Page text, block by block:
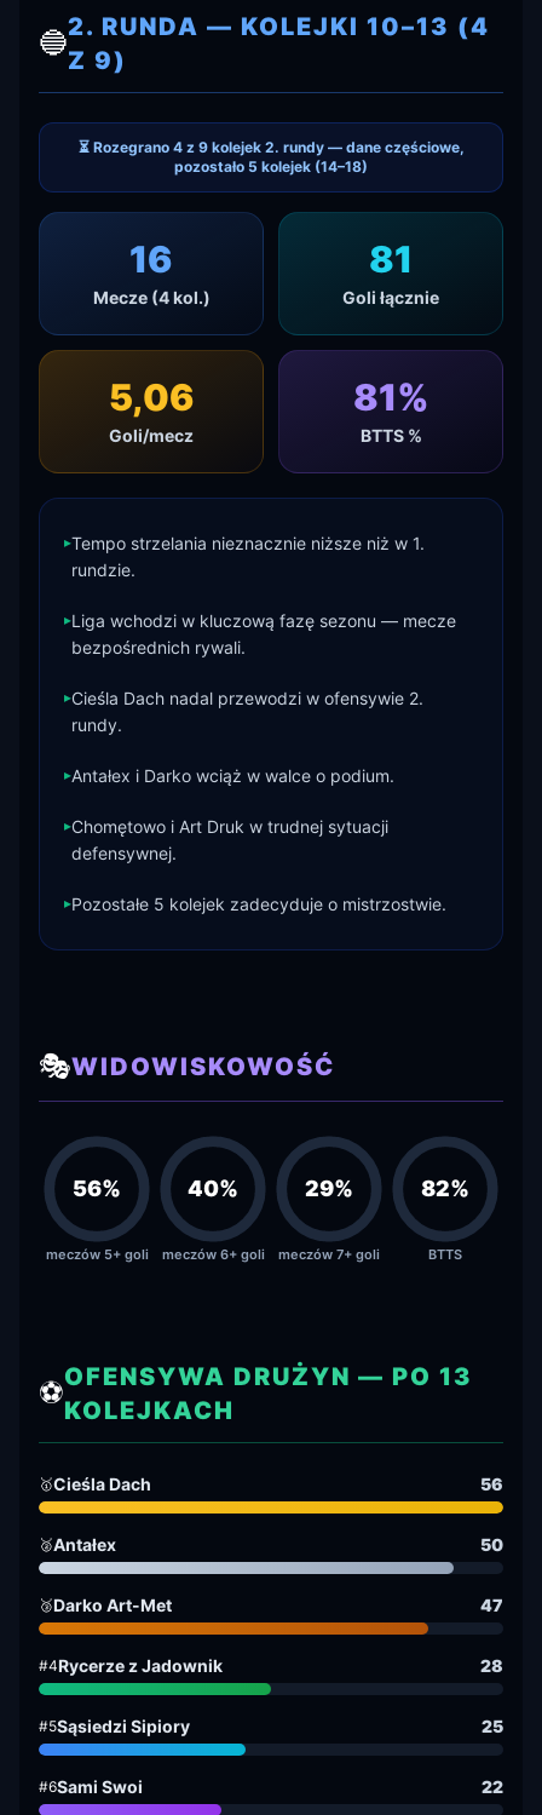
🔵2. RUNDA — KOLEJKI 10–13 (4
Z 9)
⏳ Rozegrano 4 z 9 kolejek 2. rundy — dane częściowe,
pozostało 5 kolejek (14–18)
16
Mecze (4 kol.)
81
Goli łącznie
5,06
Goli/mecz
81%
BTTS %
▸Tempo strzelania nieznacznie niższe niż w 1.
rundzie.
▸Liga wchodzi w kluczową fazę sezonu — mecze
bezpośrednich rywali.
▸Cieśla Dach nadal przewodzi w ofensywie 2.
rundy.
▸Antałex i Darko wciąż w walce o podium.
▸Chomętowo i Art Druk w trudnej sytuacji
defensywnej.
▸Pozostałe 5 kolejek zadecyduje o mistrzostwie.
🎭WIDOWISKOWOŚĆ
56%
meczów 5+ goli
40%
meczów 6+ goli
29%
meczów 7+ goli
82%
BTTS
⚽OFENSYWA DRUŻYN — PO 13
KOLEJKACH
🥇Cieśla Dach 56
🥈Antałex 50
🥉Darko Art-Met 47
#4Rycerze z Jadownik 28
#5Sąsiedzi Sipiory 25
#6Sami Swoi 22